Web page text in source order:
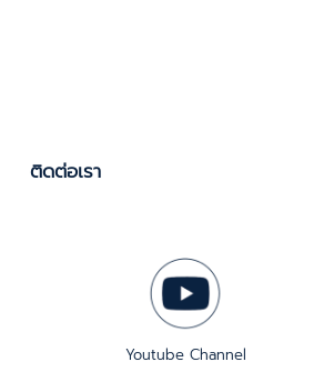
ติดต่อเรา
Youtube Channel